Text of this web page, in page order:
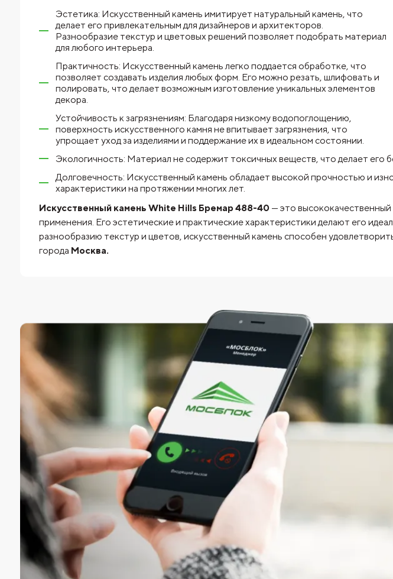
Эстетика: Искусственный камень имитирует натуральный камень, что
делает его привлекательным для дизайнеров и архитекторов.
Разнообразие текстур и цветовых решений позволяет подобрать материал
для любого интерьера.
Практичность: Искусственный камень легко поддается обработке, что
позволяет создавать изделия любых форм. Его можно резать, шлифовать и
полировать, что делает возможным изготовление уникальных элементов
декора.
Устойчивость к загрязнениям: Благодаря низкому водопоглощению,
поверхность искусственного камня не впитывает загрязнения, что
упрощает уход за изделиями и поддержание их в идеальном состоянии.
Экологичность: Материал не содержит токсичных веществ, что делает его
Долговечность: Искусственный камень обладает высокой прочностью и
характеристики на протяжении многих лет.
Искусственный камень White Hills Бремар 488-40— это высококачественный
применения. Его эстетические и практические характеристики делают его
разнообразию текстур и цветов, искусственный камень способен
города Москва.